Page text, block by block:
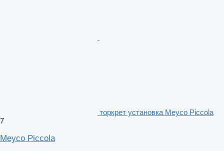
торкрет установка Meyco Piccola
7
Meyco Piccola